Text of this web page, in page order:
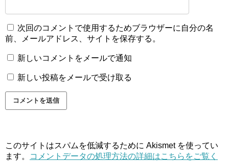
次回のコメントで使用するためブラウザーに自分の名
前、メールアドレス、サイトを保存する。
新しいコメントをメールで通知
新しい投稿をメールで受け取る
このサイトはスパムを低減するために Akismet を使ってい
ます。
コメントデータの処理方法の詳細はこちらをご覧く